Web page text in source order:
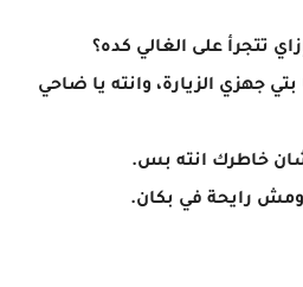
تتجرأ على الغالي كده؟
جهزي الزيارة، وانته يا ضاحي
خاطرك انته بس.
رايحة في بكان.